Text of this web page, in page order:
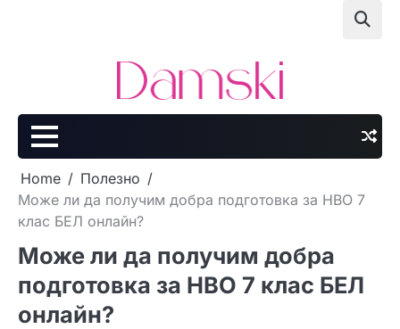
Home
Полезно
Може ли да получим добра подготовка за НВО 7
клас БЕЛ онлайн?
Може ли да получим добра
подготовка за НВО 7 клас БЕЛ
онлайн?